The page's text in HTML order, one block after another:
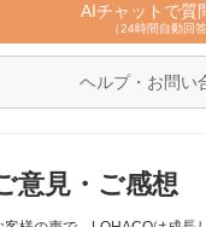
AIチャットで質
（24時間自動回答
ヘルプ・お問い
意見・ご感想